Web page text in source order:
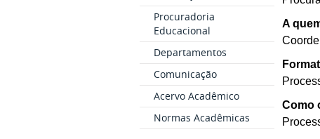
Procuradoria
Educacional
Departamentos
Comunicação
Acervo Acadêmico
Normas Acadêmicas
A
Como